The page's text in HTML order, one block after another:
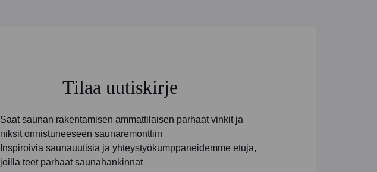
Tilaa uutiskirje
Saat saunan rakentamisen ammattilaisen parhaat vinkit ja
niksit onnistuneeseen saunaremonttiin
Inspiroivia saunauutisia ja yhteystyökumppaneidemme etuja,
joilla teet parhaat saunahankinnat